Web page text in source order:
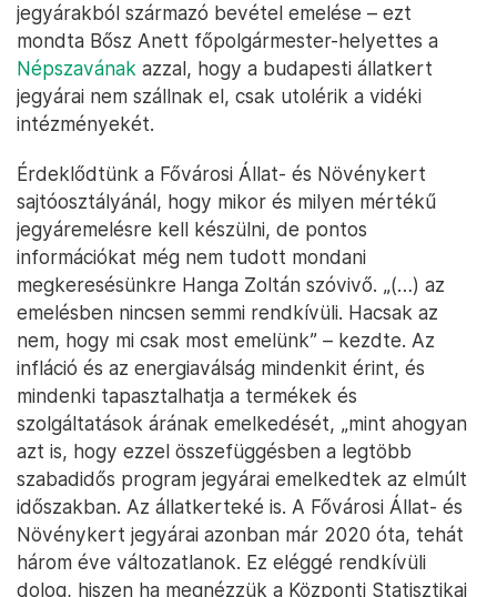
jegyárakból származó bevétel emelése – ezt
mondta Bősz Anett főpolgármester-helyettes a
Népszavának azzal, hogy a budapesti állatkert
jegyárai nem szállnak el, csak utolérik a vidéki
intézményekét.
Érdeklődtünk a Fővárosi Állat- és Növénykert
sajtóosztályánál, hogy mikor és milyen mértékű
jegyáremelésre kell készülni, de pontos
információkat még nem tudott mondani
megkeresésünkre Hanga Zoltán szóvivő. „(…) az
emelésben nincsen semmi rendkívüli. Hacsak az
nem, hogy mi csak most emelünk” – kezdte. Az
infláció és az energiaválság mindenkit érint, és
mindenki tapasztalhatja a termékek és
szolgáltatások árának emelkedését, „mint ahogyan
azt is, hogy ezzel összefüggésben a legtöbb
szabadidős program jegyárai emelkedtek az elmúlt
időszakban. Az állatkerteké is. A Fővárosi Állat- és
Növénykert jegyárai azonban már 2020 óta, tehát
három éve változatlanok. Ez eléggé rendkívüli
dolog, hiszen ha megnézzük a Központi Statisztikai